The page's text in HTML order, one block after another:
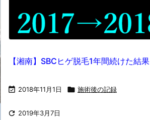
【湘南】SBCヒゲ脱毛1年間続けた結果
 2018年11月1日  施術後の記録
 2019年3月7日